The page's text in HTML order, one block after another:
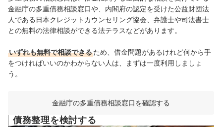
金融庁の多重債務相談窓口や、内閣府の認定を受けた公益財団法
人である 日本クレジットカウンセリング協会 、弁護士や司法書士
との無料の法律相談ができる法テラスなどがあります。
いずれも無料で相談できるため、借金問題があるけれど何から手
をつければいいのかわからない人は、まずは一度利用しましょ
う。
金融庁の多重債務相談窓口を確認する
債務整理を検討する